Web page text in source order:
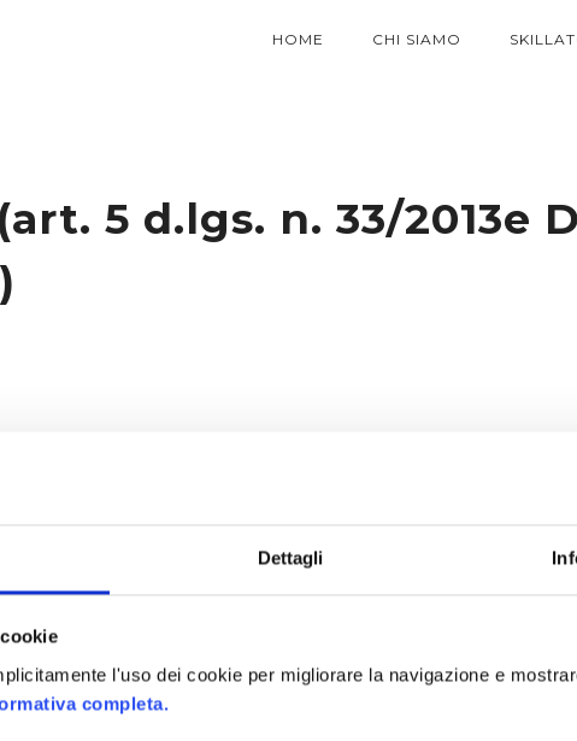
Dettagli
l'uso dei cookie per migliorare la navigazione e
completa.
HOME CHI SIAMO
5 d.lgs. n. 33/2013e
Home